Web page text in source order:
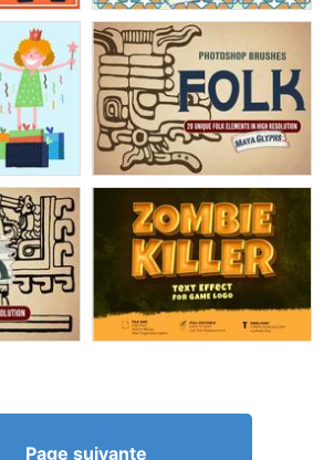
Page suivante